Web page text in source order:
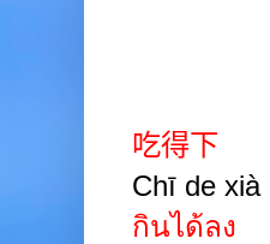
吃得下
Chī de xià
กินได้ลง